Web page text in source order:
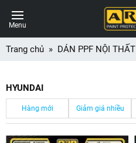
Menu
Trang chủ DÁN PPF NỘI THẤT
HYUNDAI
Hàng mới Giảm giá nhiều